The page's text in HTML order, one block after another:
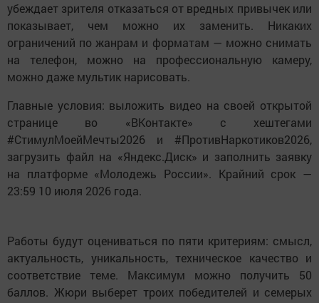
убеждает зрителя отказаться от вредных привычек или
показывает, чем можно их заменить. Никаких
ограничений по жанрам и форматам — можно снимать
на телефон, можно на профессиональную камеру,
можно даже мультик нарисовать.
Главные условия: выложить видео на своей открытой
странице во «ВКонтакте» с хештегами
#СтимулМоейМечты2026 и #ПротивНаркотиков2026,
загрузить файл на «Яндекс.Диск» и заполнить заявку
на платформе «Молодежь России». Крайний срок —
23:59 10 июля 2026 года.
Работы будут оцениваться по пяти критериям: смысл,
актуальность, уникальность, техническое качество и
соответствие теме. Максимум можно получить 50
баллов. Жюри выберет троих победителей и семерых